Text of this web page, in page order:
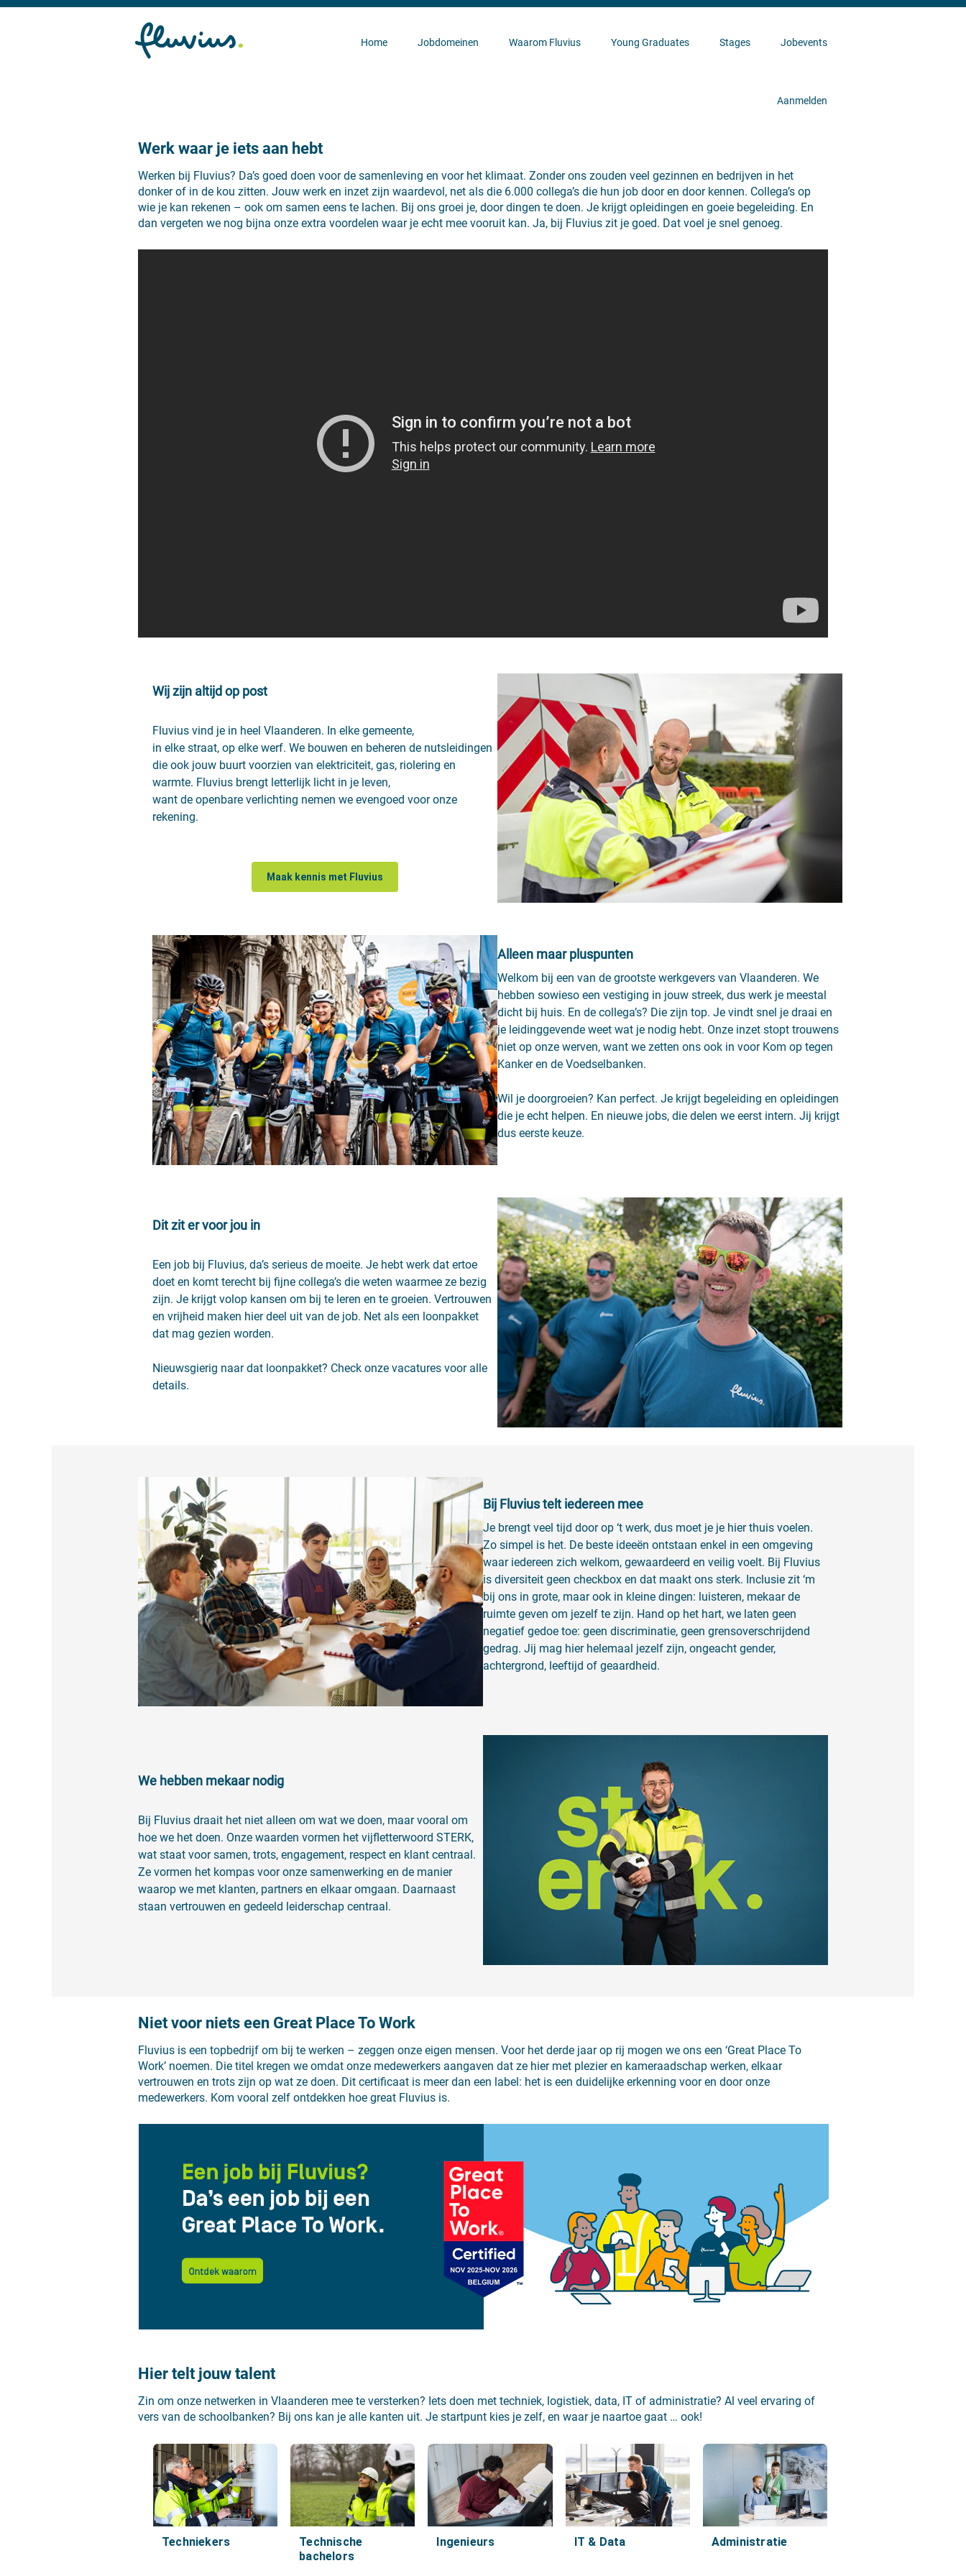
Home Jobdomeinen Waarom Fluvius Young Graduates Stages Jobevents
Aanmelden
Werk waar je iets aan hebt
Werken bij Fluvius? Da’s goed doen voor de samenleving en voor het klimaat. Zonder ons zouden veel gezinnen en bedrijven in het
donker of in de kou zitten. Jouw werk en inzet zijn waardevol, net als die 6.000 collega’s die hun job door en door kennen. Collega’s op
wie je kan rekenen – ook om samen eens te lachen. Bij ons groei je, door dingen te doen. Je krijgt opleidingen en goeie begeleiding. En
dan vergeten we nog bijna onze extra voordelen waar je echt mee vooruit kan. Ja, bij Fluvius zit je goed. Dat voel je snel genoeg.
Wij zijn altijd op post
Fluvius vind je in heel Vlaanderen. In elke gemeente,
in elke straat, op elke werf. We bouwen en beheren de nutsleidingen
die ook jouw buurt voorzien van elektriciteit, gas, riolering en
warmte. Fluvius brengt letterlijk licht in je leven,
want de openbare verlichting nemen we evengoed voor onze
rekening.
Maak kennis met Fluvius
Alleen maar pluspunten
Welkom bij een van de grootste werkgevers van Vlaanderen. We
hebben sowieso een vestiging in jouw streek, dus werk je meestal
dicht bij huis. En de collega’s? Die zijn top. Je vindt snel je draai en
je leidinggevende weet wat je nodig hebt. Onze inzet stopt trouwens
niet op onze werven, want we zetten ons ook in voor Kom op tegen
Kanker en de Voedselbanken.
Wil je doorgroeien? Kan perfect. Je krijgt begeleiding en opleidingen
die je echt helpen. En nieuwe jobs, die delen we eerst intern. Jij krijgt
dus eerste keuze.
Dit zit er voor jou in
Een job bij Fluvius, da’s serieus de moeite. Je hebt werk dat ertoe
doet en komt terecht bij fijne collega’s die weten waarmee ze bezig
zijn. Je krijgt volop kansen om bij te leren en te groeien. Vertrouwen
en vrijheid maken hier deel uit van de job. Net als een loonpakket
dat mag gezien worden.
Nieuwsgierig naar dat loonpakket? Check onze vacatures voor alle
details.
Bij Fluvius telt iedereen mee
Je brengt veel tijd door op ‘t werk, dus moet je je hier thuis voelen.
Zo simpel is het. De beste ideeën ontstaan enkel in een omgeving
waar iedereen zich welkom, gewaardeerd en veilig voelt. Bij Fluvius
is diversiteit geen checkbox en dat maakt ons sterk. Inclusie zit ‘m
bij ons in grote, maar ook in kleine dingen: luisteren, mekaar de
ruimte geven om jezelf te zijn. Hand op het hart, we laten geen
negatief gedoe toe: geen discriminatie, geen grensoverschrijdend
gedrag. Jij mag hier helemaal jezelf zijn, ongeacht gender,
achtergrond, leeftijd of geaardheid.
We hebben mekaar nodig
Bij Fluvius draait het niet alleen om wat we doen, maar vooral om
hoe we het doen. Onze waarden vormen het vijfletterwoord STERK,
wat staat voor samen, trots, engagement, respect en klant centraal.
Ze vormen het kompas voor onze samenwerking en de manier
waarop we met klanten, partners en elkaar omgaan. Daarnaast
staan vertrouwen en gedeeld leiderschap centraal.
Niet voor niets een Great Place To Work
Fluvius is een topbedrijf om bij te werken – zeggen onze eigen mensen. Voor het derde jaar op rij mogen we ons een ‘Great Place To
Work’ noemen. Die titel kregen we omdat onze medewerkers aangaven dat ze hier met plezier en kameraadschap werken, elkaar
vertrouwen en trots zijn op wat ze doen. Dit certificaat is meer dan een label: het is een duidelijke erkenning voor en door onze
medewerkers. Kom vooral zelf ontdekken hoe great Fluvius is.
Hier telt jouw talent
Zin om onze netwerken in Vlaanderen mee te versterken? Iets doen met techniek, logistiek, data, IT of administratie? Al veel ervaring of
vers van de schoolbanken? Bij ons kan je alle kanten uit. Je startpunt kies je zelf, en waar je naartoe gaat … ook!
Techniekers
Technische
bachelors
Ingenieurs IT & Data Administratie